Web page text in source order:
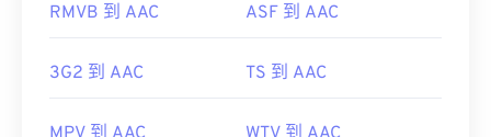
https://mpeg.chiariglione.org/standards/mpeg-
browse=tc
RMVB 到 AAC ASF 到 AAC
3G2 到 AAC TS 到 AAC